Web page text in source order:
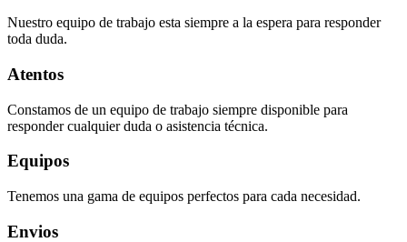
Nuestro equipo de trabajo esta siempre a la espera para responder
toda duda.
Atentos
Constamos de un equipo de trabajo siempre disponible para
responder cualquier duda o asistencia técnica.
Equipos
Tenemos una gama de equipos perfectos para cada necesidad.
Envios